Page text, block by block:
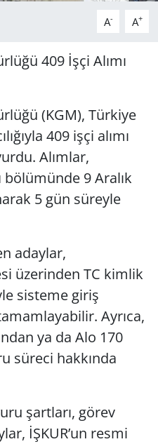
A- A+
409 İşçi Alımı
(KGM), Türkiye
409 işçi alımı
Alımlar,
bölümünde 9 Aralık
5 gün süreyle
adaylar,
üzerinden TC kimlik
sisteme giriş
Ayrıca,
ya da Alo 170
süreci hakkında
şartları, görev
İŞKUR’un resmi